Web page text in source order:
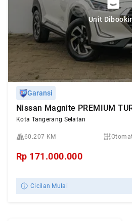
Unit
Garansi
Nissan Magnite PREMIUM
Kota Tangerang Selatan
60.207 KM
Rp 171.000.000
Cicilan Mulai